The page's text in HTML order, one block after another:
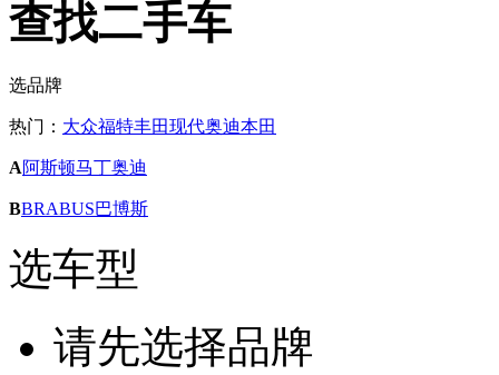
查找二手车
选品牌
热门： 大众福特丰田现代奥迪本田
A阿斯顿马丁奥迪
BBRABUS巴博斯
选车型
请先选择品牌